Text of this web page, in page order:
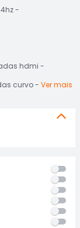
hdmi
curvo Ver mais